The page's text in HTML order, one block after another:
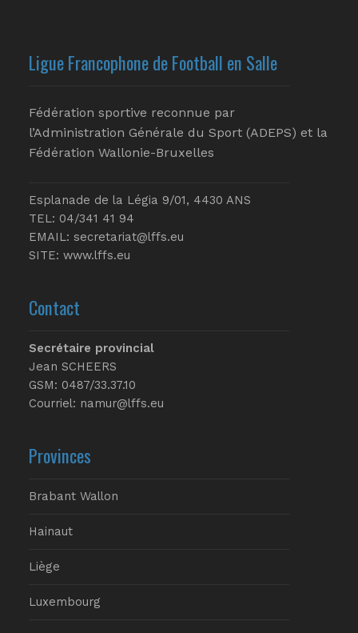
Ligue Francophone de Football en Salle
Fédération sportive reconnue par
l’Administration Générale du Sport (ADEPS) et la
Fédération Wallonie-Bruxelles
Esplanade de la Légia 9/01, 4430 ANS
TEL: 04/341 41 94
EMAIL: secretariat@lffs.eu
SITE: www.lffs.eu
Contact
Secrétaire provincial
Jean SCHEERS
GSM: 0487/33.37.10
Courriel: namur@lffs.eu
Provinces
Brabant Wallon
Hainaut
Liège
Luxembourg